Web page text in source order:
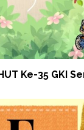
Ke-35 GKI